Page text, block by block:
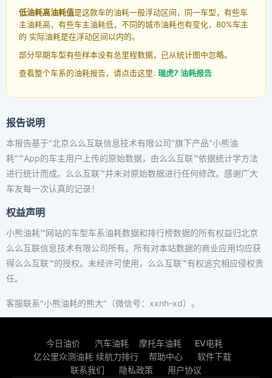
低油耗高油耗值是这款车的油耗一般浮动区间，同一车型，有些车
主油耗高，有些车主油耗低，不同的城市油耗也有变化，80%车主
的 实际油耗是在浮动区间以内的。
部分早期车型有些样本没有总里程数据，已从统计图中忽略。
查看整个车系的油耗报告，请点击这里: 瑞虎7 油耗报告
报告说明
本报告基于"北京么么互联信息技术有限公司"旗下产品"小熊油
耗"™App的车主用户上传的原始数据，由么么互联™依据统计学方法
进行统计而成。么么互联™并未对原始数据进行任何修改。感谢广大
车友每一次认真的记录！
权益声明
小熊油耗™网站的车型车系油耗数据和排行榜数据的所有权益归北京
么么互联信息技术有限公司所有。所有对本站数据的商业应用均应获
得么么互联™的授权。未经许可使用，么么互联™有权追究相应侵权责
任。
客服联系"小熊油耗的熊大"（微信号：xxnh-xd）。
今日油价 汽车油耗 摩托车油耗
EV电耗
亿公里众测油耗 续航力排行 帮助中心
软件下载
联系我们
隐私政策 用户协议